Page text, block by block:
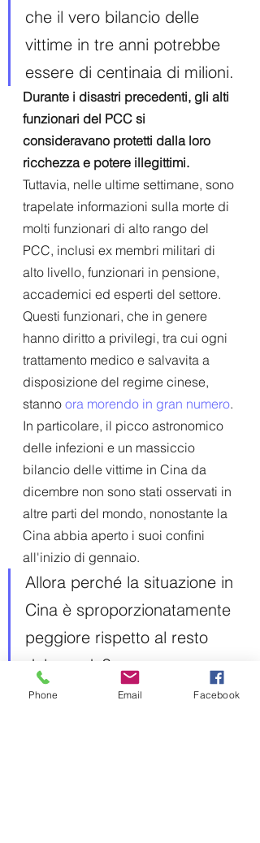
che il vero bilancio delle
vittime in tre anni potrebbe
essere di centinaia di milioni.
Durante i disastri precedenti, gli alti
funzionari del PCC si
consideravano protetti dalla loro
ricchezza e potere illegittimi.
Tuttavia, nelle ultime settimane, sono
trapelate informazioni sulla morte di
molti funzionari di alto rango del
PCC, inclusi ex membri militari di
alto livello, funzionari in pensione,
accademici ed esperti del settore.
Questi funzionari, che in genere
hanno diritto a privilegi, tra cui ogni
trattamento medico e salvavita a
disposizione del regime cinese,
stanno ora morendo in gran numero.
In particolare, il picco astronomico
delle infezioni e un massiccio
bilancio delle vittime in Cina da
dicembre non sono stati osservati in
altre parti del mondo, nonostante la
Cina abbia aperto i suoi confini
all'inizio di gennaio.
Allora perché la situazione in
Cina è sproporzionatamente
peggiore rispetto al resto
del mondo?
Gli antichi credevano che le piaghe
Phone Email Facebook